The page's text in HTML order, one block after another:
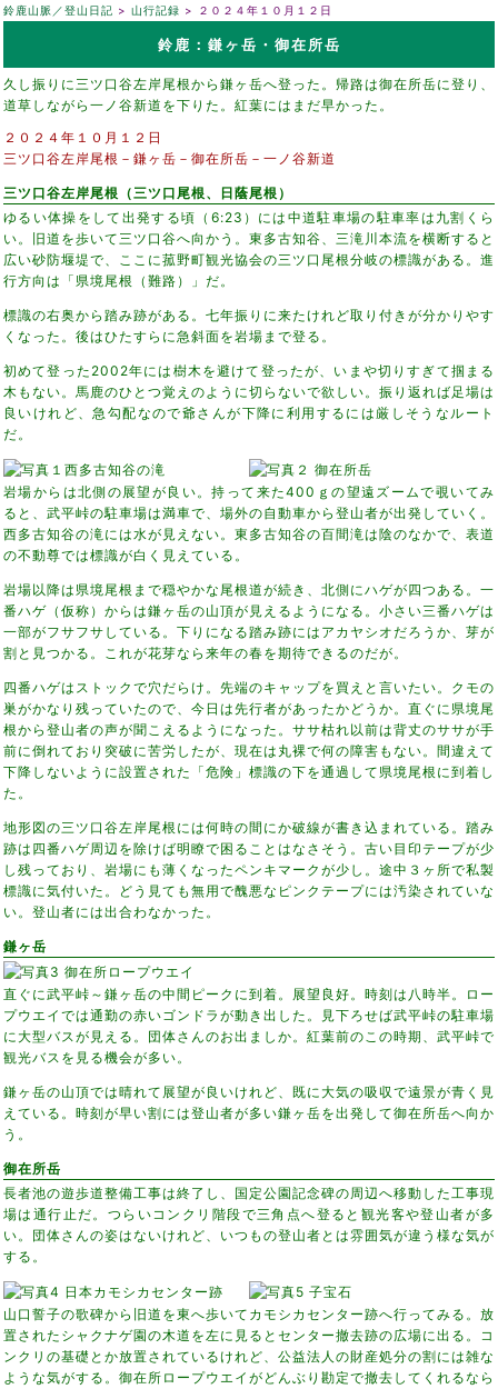
鈴鹿山脈／登山日記 山行記録 ２０２４年１０月１２日
鈴鹿：鎌ヶ岳・御在所岳
久し振りに三ツ口谷左岸尾根から鎌ヶ岳へ登った。帰路は御在所岳に登り、
道草しながら一ノ谷新道を下りた。紅葉にはまだ早かった。
２０２４年１０月１２日
三ツ口谷左岸尾根－鎌ヶ岳－御在所岳－一ノ谷新道
三ツ口谷左岸尾根（三ツ口尾根、日蔭尾根）
ゆるい体操をして出発する頃（6:23）には中道駐車場の駐車率は九割くら
い。旧道を歩いて三ツ口谷へ向かう。東多古知谷、三滝川本流を横断すると
広い砂防堰堤で、ここに菰野町観光協会の三ツ口尾根分岐の標識がある。進
行方向は「県境尾根（難路）」だ。
標識の右奥から踏み跡がある。七年振りに来たけれど取り付きが分かりやす
くなった。後はひたすらに急斜面を岩場まで登る。
初めて登った2002年には樹木を避けて登ったが、いまや切りすぎて掴まる
木もない。馬鹿のひとつ覚えのように切らないで欲しい。振り返れば足場は
良いけれど、急勾配なので爺さんが下降に利用するには厳しそうなルート
だ。
岩場からは北側の展望が良い。持って来た400ｇの望遠ズームで覗いてみ
ると、武平峠の駐車場は満車で、場外の自動車から登山者が出発していく。
西多古知谷の滝には水が見えない。東多古知谷の百間滝は陰のなかで、表道
の不動尊では標識が白く見えている。
岩場以降は県境尾根まで穏やかな尾根道が続き、北側にハゲが四つある。一
番ハゲ（仮称）からは鎌ヶ岳の山頂が見えるようになる。小さい三番ハゲは
一部がフサフサしている。下りになる踏み跡にはアカヤシオだろうか、芽が
割と見つかる。これが花芽なら来年の春を期待できるのだが。
四番ハゲはストックで穴だらけ。先端のキャップを買えと言いたい。クモの
巣がかなり残っていたので、今日は先行者があったかどうか。直ぐに県境尾
根から登山者の声が聞こえるようになった。ササ枯れ以前は背丈のササが手
前に倒れており突破に苦労したが、現在は丸裸で何の障害もない。間違えて
下降しないように設置された「危険」標識の下を通過して県境尾根に到着し
た。
地形図の三ツ口谷左岸尾根には何時の間にか破線が書き込まれている。踏み
跡は四番ハゲ周辺を除けば明瞭で困ることはなさそう。古い目印テープが少
し残っており、岩場にも薄くなったペンキマークが少し。途中３ヶ所で私製
標識に気付いた。どう見ても無用で醜悪なピンクテープには汚染されていな
い。登山者には出合わなかった。
鎌ヶ岳
直ぐに武平峠～鎌ヶ岳の中間ピークに到着。展望良好。時刻は八時半。ロー
プウエイでは通勤の赤いゴンドラが動き出した。見下ろせば武平峠の駐車場
に大型バスが見える。団体さんのお出ましか。紅葉前のこの時期、武平峠で
観光バスを見る機会が多い。
鎌ヶ岳の山頂では晴れて展望が良いけれど、既に大気の吸収で遠景が青く見
えている。時刻が早い割には登山者が多い鎌ヶ岳を出発して御在所岳へ向か
う。
御在所岳
長者池の遊歩道整備工事は終了し、国定公園記念碑の周辺へ移動した工事現
場は通行止だ。つらいコンクリ階段で三角点へ登ると観光客や登山者が多
い。団体さんの姿はないけれど、いつもの登山者とは雰囲気が違う様な気が
する。
山口誓子の歌碑から旧道を東へ歩いてカモシカセンター跡へ行ってみる。放
置されたシャクナゲ園の木道を左に見るとセンター撤去跡の広場に出る。コ
ンクリの基礎とか放置されているけれど、公益法人の財産処分の割には雑な
ような気がする。御在所ロープウエイがどんぶり勘定で撤去してくれるなら